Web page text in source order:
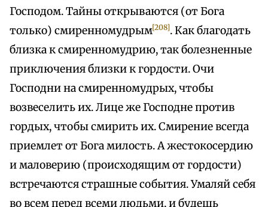
Господом. Тайны открываются (от Бога
только) смиренномудрым[208]. Как благодать
близка к смиренномудрию, так болезненные
приключения близки к гордости. Очи
Господни на смиренномудрых, чтобы
возвеселить их. Лице же Господне против
гордых, чтобы смирить их. Смирение всегда
приемлет от Бога милость. А жестокосердию
и маловерию (происходящим от гордости)
встречаются страшные события. Умаляй себя
во всем перед всеми людьми, и будешь